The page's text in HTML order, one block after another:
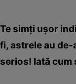
Te simţi uşor
fi, astrele au de-
serios! Iată